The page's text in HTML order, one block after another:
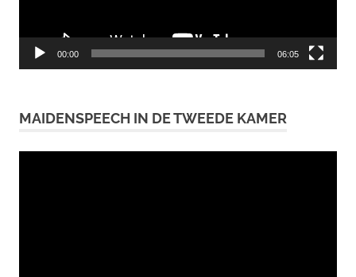
00:00 06:05
MAIDENSPEECH IN DE TWEEDE KAMER